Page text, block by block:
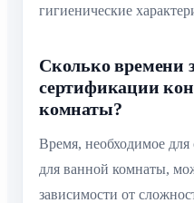
гигиенические
Сколько времени
сертификации
комнаты?
Время, необходимое
для ванной комнаты,
зависимости от